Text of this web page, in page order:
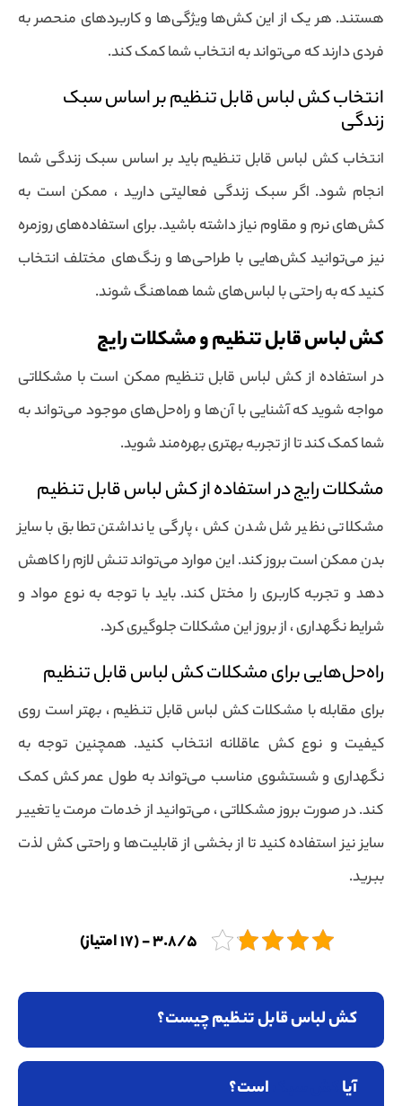
هستند. هر یک از این کش‌ها ویژگی‌ها و کاربردهای منحصر به
فردی دارند که می‌تواند به انتخاب شما کمک کند.
انتخاب کش لباس قابل تنظیم بر اساس سبک
زندگی
انتخاب کش لباس قابل تنظیم باید بر اساس سبک زندگی شما
انجام شود. اگر سبک زندگی فعالیتی دارید ، ممکن است به
کش‌های نرم و مقاوم نیاز داشته باشید. برای استفاده‌های روزمره
نیز می‌توانید کش‌هایی با طراحی‌ها و رنگ‌های مختلف انتخاب
کنید که به راحتی با لباس‌های شما هماهنگ شوند.
کش لباس قابل تنظیم و مشکلات رایج
در استفاده از کش لباس قابل تنظیم ممکن است با مشکلاتی
مواجه شوید که آشنایی با آن‌ها و راه‌حل‌های موجود می‌تواند به
شما کمک کند تا از تجربه بهتری بهره‌مند شوید.
مشکلات رایج در استفاده از کش لباس قابل تنظیم
مشکلاتی نظیر شل شدن کش ، پارگی یا نداشتن تطابق با سایز
بدن ممکن است بروز کند. این موارد می‌تواند تنش لازم را کاهش
دهد و تجربه کاربری را مختل کند. باید با توجه به نوع مواد و
شرایط نگهداری ، از بروز این مشکلات جلوگیری کرد.
راه‌حل‌هایی برای مشکلات کش لباس قابل تنظیم
برای مقابله با مشکلات کش لباس قابل تنظیم ، بهتر است روی
کیفیت و نوع کش عاقلانه انتخاب کنید. همچنین توجه به
نگهداری و شستشوی مناسب می‌تواند به طول عمر کش کمک
کند. در صورت بروز مشکلاتی ، می‌توانید از خدمات مرمت یا تغییر
سایز نیز استفاده کنید تا از بخشی از قابلیت‌ها و راحتی کش لذت
ببرید.
3.8/5 - (17 امتیاز)
کش لباس قابل تنظیم چیست؟
آیا است؟